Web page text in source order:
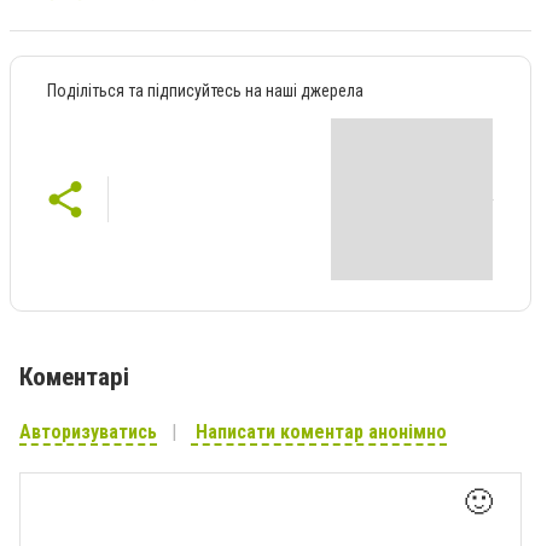
Поділіться та підписуйтесь на наші джерела
Коментарі
Авторизуватись Написати коментар анонімно
🙂